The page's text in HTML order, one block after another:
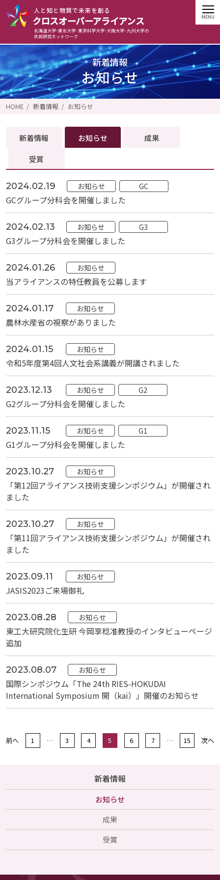
⼈と知と物質で未来を創る
クロスオーバーアライアンス
北海道大学･東北大学･東京科学大学･大阪大学･九州大学の
共同研究ネットワーク
新着情報
お知らせ
HOME 新着情報 お知らせ
新着情報 お知らせ 成果
受賞
2024.02.19 お知らせ GC
GCグループ分科会を開催しました
2024.02.13 お知らせ G3
G3グループ分科会を開催しました
2024.01.26 お知らせ
当アライアンスの特任教員を公募します
2024.01.17 お知らせ
農林水産省の視察がありました
2024.01.15 お知らせ
令和5年度第4回人文社会系講義が開講されました
2023.12.13 お知らせ G2
G2グループ分科会を開催しました
2023.11.15 お知らせ G1
G1グループ分科会を開催しました
2023.10.27 お知らせ
「第12回アライアンス技術支援シンポジウム」が開催され
ました
2023.10.27 お知らせ
「第11回アライアンス技術支援シンポジウム」が開催され
ました
2023.09.11 お知らせ
JASIS2023ご来場御礼
2023.08.28 お知らせ
東工大研究院化生研 今岡享稔准教授のインタビューページ
追加
2023.08.07 お知らせ
国際シンポジウム「The 24th RIES-HOKUDAI
International Symposium 開（kai）」開催のお知らせ
前へ 1 … 3 4 5 6 7 … 15 次へ
新着情報
お知らせ
成果
受賞